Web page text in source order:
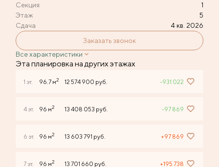
Секция
1
Этаж
5
Сдача
4 кв. 2026
Заказать звонок
Все характеристики
Эта планировка на других этажах
1 эт. 96.7 м2 12 574 900 руб. -931 022
4 эт. 96 м2 13 408 053 руб. -97 869
6 эт. 96 м2 13 603 791 руб. +97 869
7 эт. 96 м2 13 701 660 руб. +195 738